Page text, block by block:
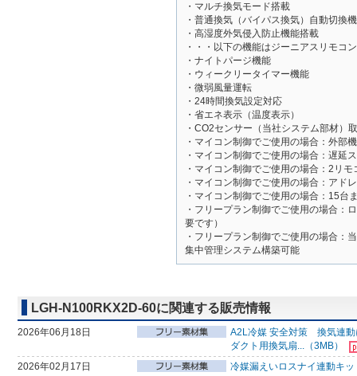
・マルチ換気モード搭載
・普通換気（バイパス換気）自動切換
・高湿度外気侵入防止機能搭載
・・・以下の機能はジーニアスリモコ
・ナイトパージ機能
・ウィークリータイマー機能
・微弱風量運転
・24時間換気設定対応
・省エネ表示（温度表示）
・CO2センサー（当社システム部材）
・マイコン制御でご使用の場合：外部
・マイコン制御でご使用の場合：遅延
・マイコン制御でご使用の場合：2リモ
・マイコン制御でご使用の場合：アド
・マイコン制御でご使用の場合：15台
・フリープラン制御でご使用の場合：
要です）
・フリープラン制御でご使用の場合：
集中管理システム構築可能
LGH-N100RKX2D-60に関連する販売情報
2026年06月18日
A2L冷媒 安全対策 換気連動
ダクト用換気扇...（3MB）
2026年02月17日
冷媒漏えいロスナイ連動キ